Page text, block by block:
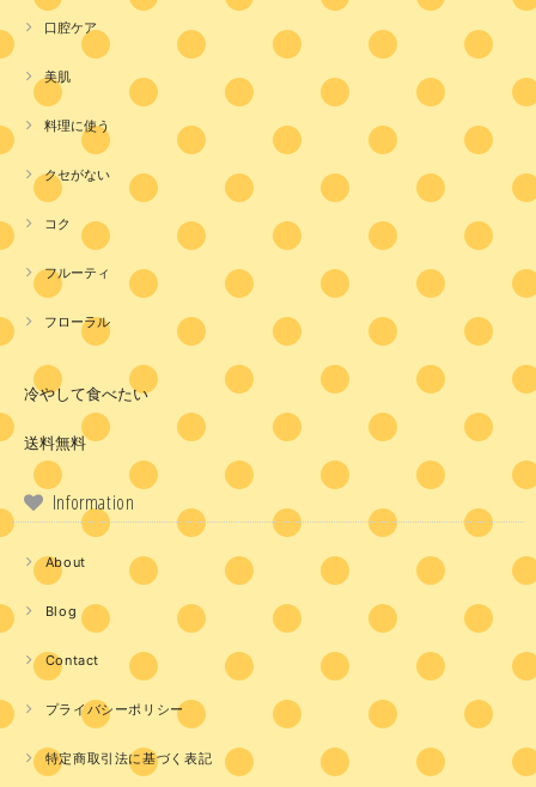
口腔ケア
美肌
料理に使う
クセがない
コク
フルーティ
フローラル
冷やして食べたい
送料無料
Information
About
Blog
Contact
プライバシーポリシー
特定商取引法に基づく表記